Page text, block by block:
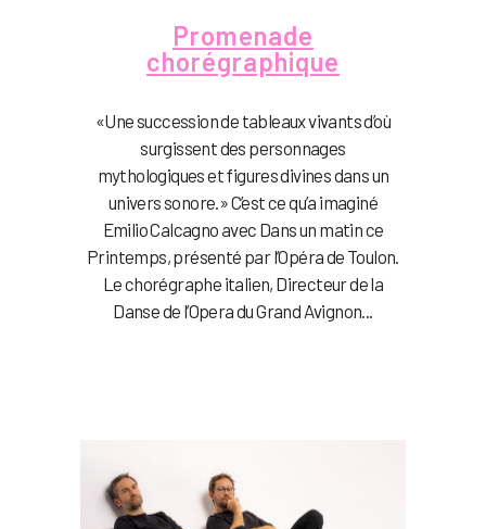
Promenade
chorégraphique
«Une succession de tableaux vivants d’où
surgissent des personnages
mythologiques et figures divines dans un
univers sonore.» C’est ce qu’a imaginé
Emilio Calcagno avec Dans un matin ce
Printemps, présenté par l’Opéra de Toulon.
Le chorégraphe italien, Directeur de la
Danse de l’Opera du Grand Avignon...